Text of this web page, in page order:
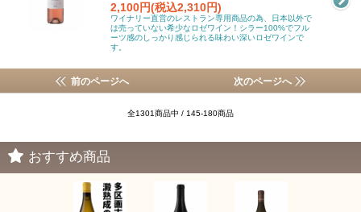
2,100円(税込2,310円)
ワイナリー直営のレストラン専用商品の為、日本以外で
は売っていない希少なロゼワイン！シラー100%でフル
ーツ感のしっかり感じられる味わい深いロゼワインで
す。
前のページへ 次のページへ
全1301商品中 / 145-180商品
おすすめ商品